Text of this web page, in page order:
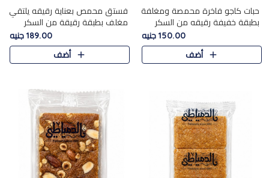
حبات كاجو فاخرة محمصة ومغلفة
بطبقة خفيفة رقيقه من السكر
المكرمل، تجمع بين توازن النعومة
زبدية غنية فاخرة والقرمشة
المرضية في حلوى شرقية بطاب..
150.00 جنيه
أضف
فستق محمص بعناية رقيقه يلتقي
مغلف بطبقة رقيقة من السكر
المكرمل، ليقدم مذاقًا فاخرًا حلوي
شرقية فاخرة ونكهة غنية ناتي تميز
كل قطعة و قوام هش
189.00 جنيه
أضف